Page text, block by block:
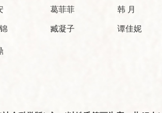
葛菲菲 韩 月
臧凝子 谭佳妮